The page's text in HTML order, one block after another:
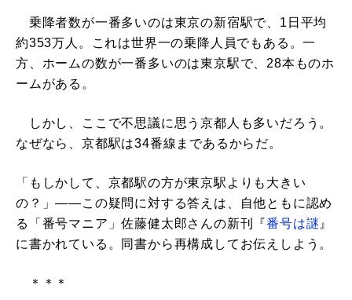
乗降者数が一番多いのは東京の新宿駅で、1日平均
約353万人。これは世界一の乗降人員でもある。一
方、ホームの数が一番多いのは東京駅で、28本ものホ
ームがある。
しかし、ここで不思議に思う京都人も多いだろう。
なぜなら、京都駅は34番線まであるからだ。
「もしかして、京都駅の方が東京駅よりも大きい
の？」――この疑問に対する答えは、自他ともに認め
る「番号マニア」佐藤健太郎さんの新刊『番号は謎 』
に書かれている。同書から再構成してお伝えしよう。
＊＊＊